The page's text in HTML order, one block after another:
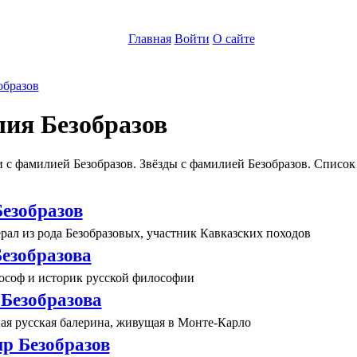
Главная Войти О сайте
Безобразов
с фамилией Безобразов. Звёзды с фамилией Безобразов.
из рода Безобразовых, участник Кавказских походов
и историк русской философии
русская балерина, живущая в Монте-Карло
Безобразов